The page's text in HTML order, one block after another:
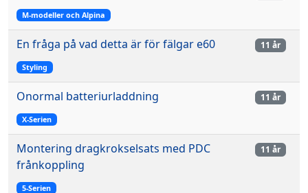
M-modeller och Alpina
En fråga på vad detta är för fälgar e60
Styling
11 år
Onormal batteriurladdning
X-Serien
11 år
Montering dragkrokselsats med PDC
frånkoppling
5-Serien
11 år